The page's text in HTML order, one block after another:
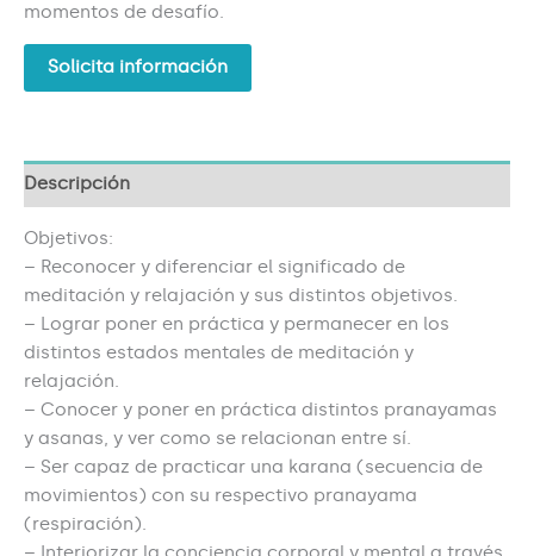
momentos de desafío.
Solicita información
Descripción
Objetivos:
– Reconocer y diferenciar el significado de
meditación y relajación y sus distintos objetivos.
– Lograr poner en práctica y permanecer en los
distintos estados mentales de meditación y
relajación.
– Conocer y poner en práctica distintos pranayamas
y asanas, y ver como se relacionan entre sí.
– Ser capaz de practicar una karana (secuencia de
movimientos) con su respectivo pranayama
(respiración).